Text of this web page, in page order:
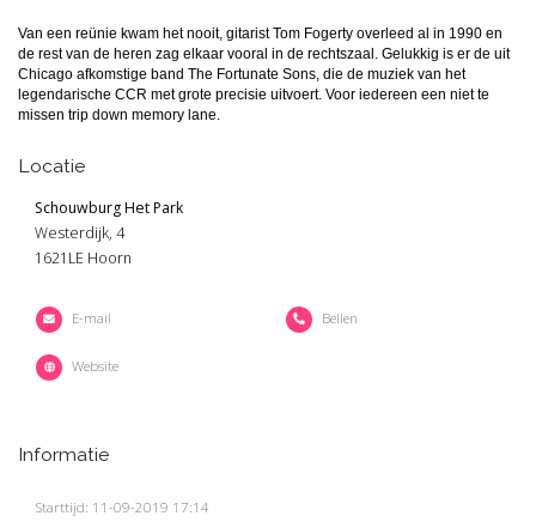
Van een reünie kwam het nooit, gitarist Tom Fogerty overleed al in 1990 en
de rest van de heren zag elkaar vooral in de rechtszaal. Gelukkig is er de uit
Chicago afkomstige band The Fortunate Sons, die de muziek van het
legendarische CCR met grote precisie uitvoert. Voor iedereen een niet te
missen trip down memory lane.
Locatie
Schouwburg Het Park
Westerdijk, 4
1621LE Hoorn
E-mail Bellen
Website
Informatie
Starttijd: 11-09-2019 17:14